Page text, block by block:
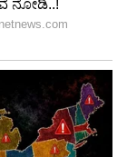
ಕಳೆದ
ಮಾಧ್ಯಮ,
ಅನುಭವವಿದೆ.
ಪದವಿ.
ಜೀವನಶೈಲಿ,